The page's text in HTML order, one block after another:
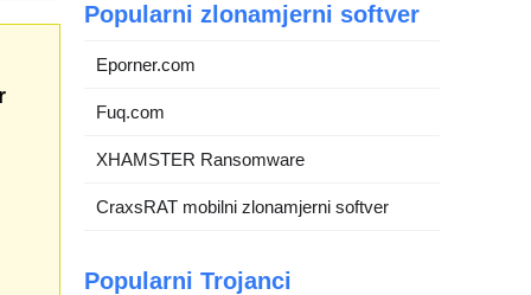
Popularni zlonamjerni softver
Eporner.com
Fuq.com
XHAMSTER Ransomware
CraxsRAT mobilni zlonamjerni softver
Popularni Trojanci